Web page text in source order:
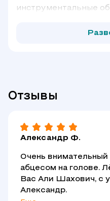
инструментальные
интерпретирую их
новообразований,
пациентами,
восстановления и
корректирую
лечению,
коррекции образа
состояние пациента
Отзывы
Александр Ф.
Очень внимательный
абцесом на голове. Лёгкая
Вас Али Шахович, с
Александр.